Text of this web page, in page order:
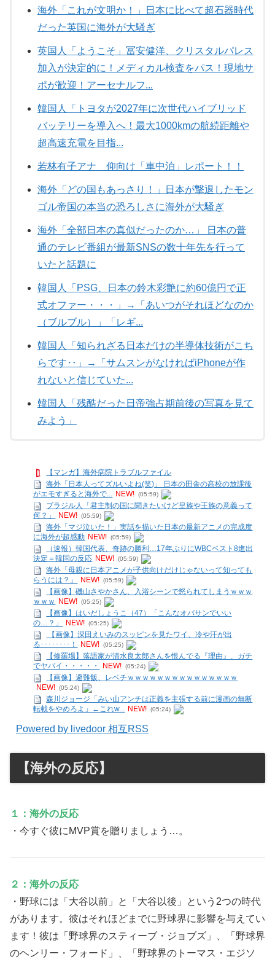
海外「これが文明か！」日本に比べて超石器時代
だった英国に海外が大騒ぎ
英国人「ようこそ」冨安健洋、クリスタルパレス
加入が決定的に！メディカル検査をパス！現地サ
ポが歓迎！アーセナルフ...
韓国人「トヨタが2027年に次世代ハイブリッド
バッテリーを導入へ！最大1000kmの航続距離や
超高速充電を目指...
若林有子アナ 仰向け「車中泊」レポート！！
海外「どの国もあっさり！」日本が撃退したモン
ゴル帝国の本当の恐ろしさに海外が大騒ぎ
海外「全部日本の真似だったのか…」 日本の普
通のテレビ番組が最新SNSの数十年先を行って
いたと話題に
韓国人「PSG、日本の鈴木彩艶に約60億円で正
式オファー・・・」→「あいつがそれほどなのか
（ブルブル）」「レギ...
韓国人「知られざる日本だけの半導体技術がこち
らです‥」→「サムスンがなければiPhoneが作
れないと信じていた...
韓国人「残酷だった日帝強占期前後の写真を見て
みよう」
【マンガ】海外病院トラブルファイル
海外「日本人ってズルいよね(笑)」 日本の田舎の高校の放課後
がエモすぎると海外で... NEW! (05:59)
ブラジル人「君主制の国に聞きたいけど皇族や王族の意義って
何？」
NEW! (05:59)
海外「マジ泣いた！」実話を描いた日本の最新アニメの完成度
に海外が超感動 NEW! (05:59)
（速報）韓国代表、奇跡の勝利…17年ぶりにWBCベスト8進出
決定＝韓国の反応 NEW! (05:59)
海外「母親に日本アニメが子供向けだけじゃないって知っても
らうには？」
NEW! (05:59)
【画像】磯山さやかさん、入浴シーンで怒られてしまうｗｗｗ
ｗｗｗ
NEW! (05:25)
【画像】はいだしょうこ（47）「こんなオバサンでいい
の…？」
NEW! (05:25)
【画像】深田えいみのスッピンを見たワイ、冷や汗が出
る････････！
NEW! (05:25)
【修羅場】落語家が清水良太郎さんを恨んでる『理由』、ガチ
でヤバイ・・・・・
NEW! (05:24)
【画像】避難飯、レベチｗｗｗｗｗｗｗｗｗｗｗｗｗｗｗ
NEW! (05:24)
森川ジョージ「みい山アンチは正義を主張する前に漫画の無断
転載をやめろよ」←これw... NEW! (05:24)
Powered by livedoor 相互RSS
【海外の反応】
１：海外の反応
・今すぐ彼にMVP賞を贈りましょう…。
２：海外の反応
・野球には「大谷以前」と「大谷以後」という2つの時代
があります。彼はそれほどまでに野球界に影響を与えてい
ます！彼は「野球界のスティーブ・ジョブズ」、「野球界
のヘンリー・フォード」、「野球界のトーマス・エジソ